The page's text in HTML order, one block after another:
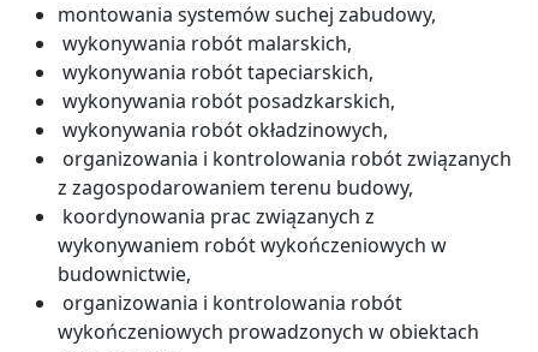
montowania systemów suchej zabudowy,
wykonywania robót malarskich,
wykonywania robót tapeciarskich,
wykonywania robót posadzkarskich,
wykonywania robót okładzinowych,
organizowania i kontrolowania robót związanych
z zagospodarowaniem terenu budowy,
koordynowania prac związanych z
wykonywaniem robót wykończeniowych w
budownictwie,
organizowania i kontrolowania robót
wykończeniowych prowadzonych w obiektach